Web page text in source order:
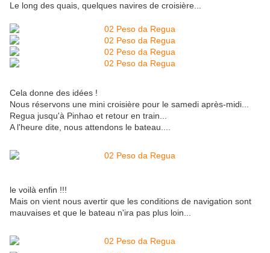
Le long des quais, quelques navires de croisière...
Cela donne des idées !
Nous réservons une mini croisière pour le samedi après-midi...
Regua jusqu'à Pinhao et retour en train...
A l'heure dite, nous attendons le bateau....
le voilà enfin !!!
Mais on vient nous avertir que les conditions de navigation sont
mauvaises et que le bateau n'ira pas plus loin...